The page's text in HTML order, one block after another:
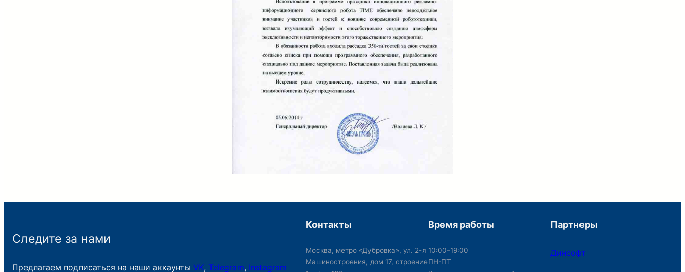
Следите за нами
Предлагаем подписаться на наши аккаунты VK, Telegram, Instagram
Контакты
Москва, метро «Дубровка», ул. 2-я
Машиностроения, дом 17, строение
Время работы
10:00-19:00
ПН-ПТ
Партнеры
Динсофт